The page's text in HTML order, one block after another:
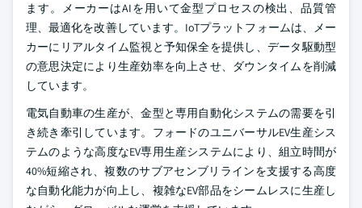
ます。メーカーはAIを用いて金型プロセスの検出、品質管
理、最適化を改善しています。IoTプラットフォームは、メー
カーにリアルタイム監視と予知保全を提供し、データ駆動型
の意思決定により生産効率を向上させ、ダウンタイムを削減
しています。
電気自動車の生産が、金型と専用自動化システムの需要を引
き続き牽引しています。フォードのユニバーサルEV生産シス
テムのような高度なEV専用生産システムにより、組立時間が
40%短縮され、複数のサブアセンブリラインを支援する高度
な自動化能力が向上し、複雑なEV部品をシームレスに生産し